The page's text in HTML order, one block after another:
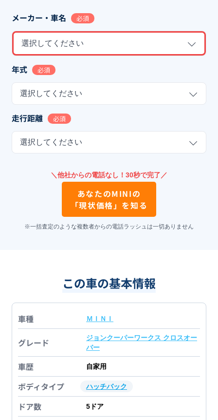
メーカー・車名 必須
選択してください
年式 必須
選択してください
走行距離 必須
選択してください
＼他社からの電話なし！30秒で完了／
あなたのMINIの
「現状価格」を知る
※一括査定のような複数者からの電話ラッシュは一切ありません
この車の基本情報
車種 ＭＩＮＩ
グレード
ジョンクーパーワークス クロスオー
バー
車歴 自家用
ボディタイプ ハッチバック
ドア数 5 ドア